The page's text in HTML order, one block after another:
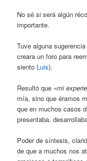
No sé si será algún
importante.
Tuve alguna
creara un foro para
siento Luis).
Resultó que «mi
mía, sino que éramos
que en muchos casos
presentaba,
Poder de síntesis,
de que a muchos nos